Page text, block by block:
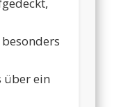
über ein